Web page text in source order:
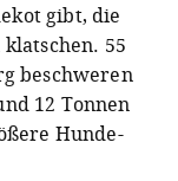
gibt, die
55
beschweren
12 Tonnen
Hunde-